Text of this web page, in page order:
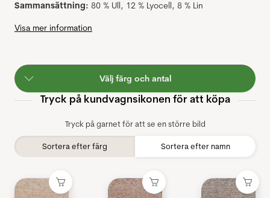
Sammansättning: 80 % Ull, 12 % Lyocell, 8 % Lin
Visa mer information
Välj färg och antal
Tryck på kundvagnsikonen för att köpa
Tryck på garnet för att se en större bild
Sortera efter färg Sortera efter namn